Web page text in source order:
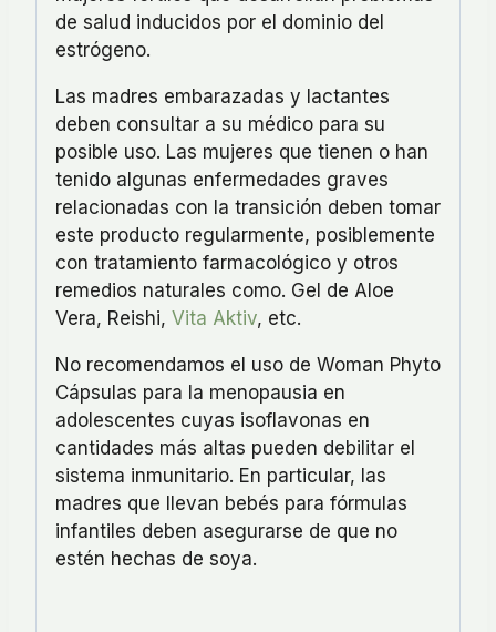
de salud inducidos por el dominio del
estrógeno.
Las madres embarazadas y lactantes
deben consultar a su médico para su
posible uso. Las mujeres que tienen o han
tenido algunas enfermedades graves
relacionadas con la transición deben tomar
este producto regularmente, posiblemente
con tratamiento farmacológico y otros
remedios naturales como. Gel de Aloe
Vera, Reishi, Vita Aktiv, etc.
No recomendamos el uso de Woman Phyto
Cápsulas para la menopausia en
adolescentes cuyas isoflavonas en
cantidades más altas pueden debilitar el
sistema inmunitario. En particular, las
madres que llevan bebés para fórmulas
infantiles deben asegurarse de que no
estén hechas de soya.